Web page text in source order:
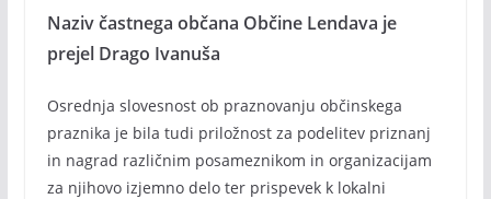
Naziv častnega občana Občine Lendava je
prejel Drago Ivanuša
Osrednja slovesnost ob praznovanju občinskega
praznika je bila tudi priložnost za podelitev priznanj
in nagrad različnim posameznikom in organizacijam
za njihovo izjemno delo ter prispevek k lokalni